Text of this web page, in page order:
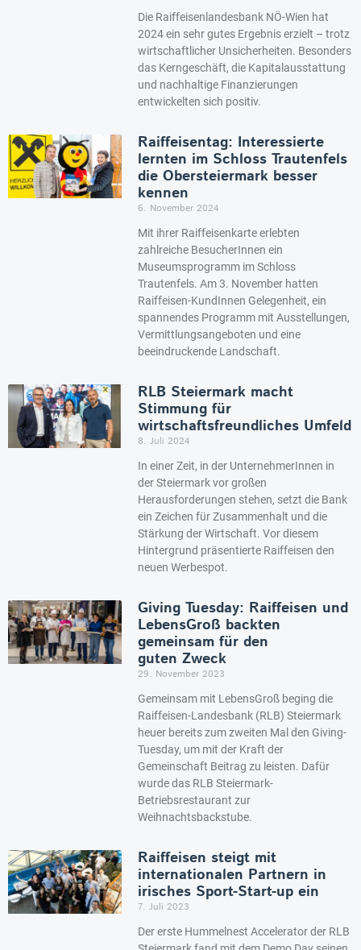
Die Raiffeisenlandesbank NÖ-Wien hat
2024 ein sehr gutes Ergebnis erzielt – trotz
wirtschaftlicher Unsicherheiten. Besonders
das Kerngeschäft, die Kapitalausstattung
und nachhaltige Finanzierungen
entwickelten sich positiv.
Raiffeisentag: Interessierte
lernten im Schloss Trautenfels
die Obersteiermark besser
kennen
6. November 2024
Mit ihrer Raiffeisenkarte erlebten
zahlreiche BesucherInnen ein
Museumsprogramm im Schloss
Trautenfels. Am 3. November hatten
Raiffeisen-KundInnen Gelegenheit, ein
spannendes Programm mit Ausstellungen,
Vermittlungsangeboten und eine
beeindruckende Landschaft.
RLB Steiermark macht
Stimmung für
wirtschaftsfreundliches Umfeld
8. Juli 2024
In einer Zeit, in der UnternehmerInnen in
der Steiermark vor großen
Herausforderungen stehen, setzt die Bank
ein Zeichen für Zusammenhalt und die
Stärkung der Wirtschaft. Vor diesem
Hintergrund präsentierte Raiffeisen den
neuen Werbespot.
Giving Tuesday: Raiffeisen und
LebensGroß backten
gemeinsam für den
guten Zweck
29. November 2023
Gemeinsam mit LebensGroß beging die
Raiffeisen-Landesbank (RLB) Steiermark
heuer bereits zum zweiten Mal den Giving-
Tuesday, um mit der Kraft der
Gemeinschaft Beitrag zu leisten. Dafür
wurde das RLB Steiermark-
Betriebsrestaurant zur
Weihnachtsbackstube.
Raiffeisen steigt mit
internationalen Partnern in
irisches Sport-Start-up ein
7. Juli 2023
Der erste Hummelnest Accelerator der RLB